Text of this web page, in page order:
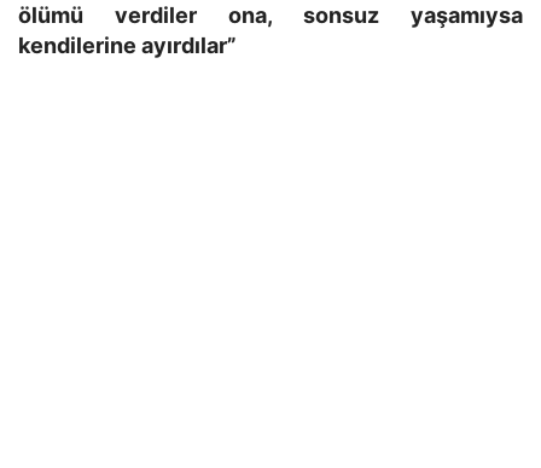
ölümü verdiler ona, sonsuz yaşamıysa
kendilerine ayırdılar”